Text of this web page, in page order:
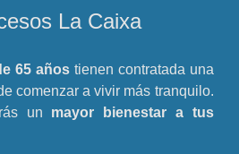
La Caixa
65 años tienen contratada una
comenzar a vivir más tranquilo.
un mayor bienestar a tus